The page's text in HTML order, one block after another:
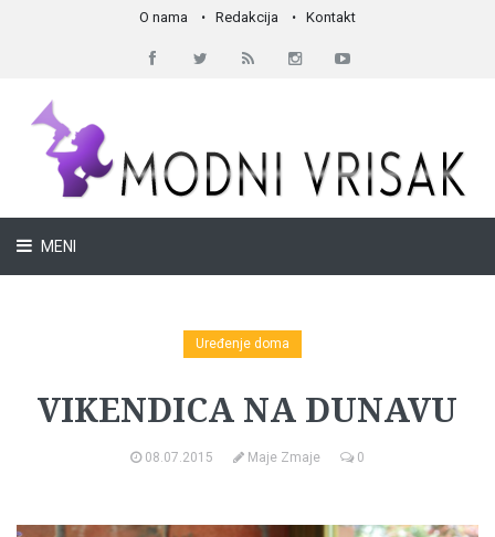
O nama Redakcija Kontakt
MENI
Uređenje doma
VIKENDICA NA DUNAVU
08.07.2015 Maje Zmaje 0